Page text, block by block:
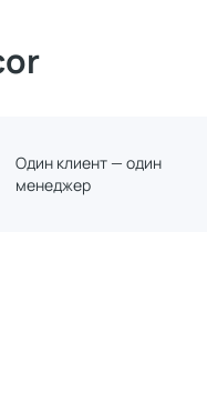
Один клиент — один
менеджер